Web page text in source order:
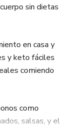
sin dietas
en casa y
y keto fáciles
comiendo
como
salsas, y el